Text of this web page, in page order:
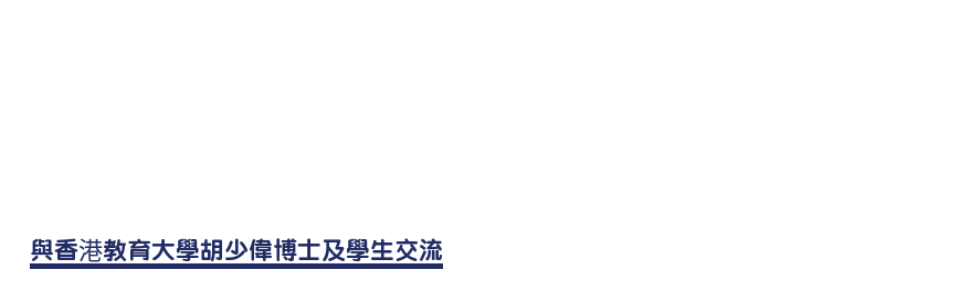
與香港教育大學胡少偉博士及學生交流